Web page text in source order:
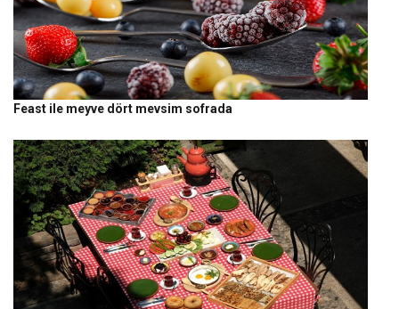
Feast ile meyve dört mevsim sofrada